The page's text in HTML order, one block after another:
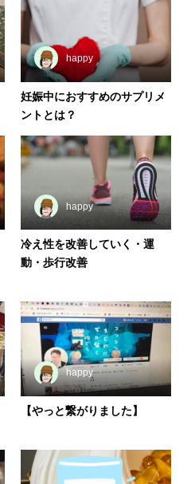
happy
妊娠中におすすめのサプリメ
ントとは？
happy
冷え性を改善していく・運
動・歩行改善
happy
【やっと繋がりました】